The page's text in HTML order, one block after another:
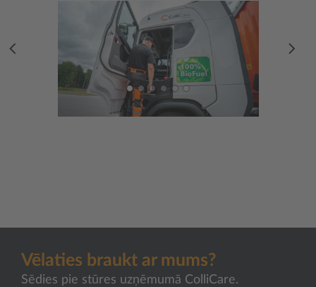
Vēlaties braukt ar mums?
Sēdies pie stūres uzņēmumā ColliCare.